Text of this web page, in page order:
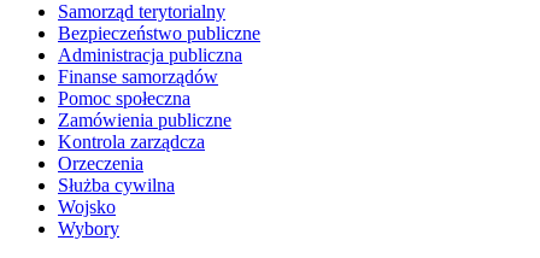
Samorząd terytorialny
Bezpieczeństwo publiczne
Administracja publiczna
Finanse samorządów
Pomoc społeczna
Zamówienia publiczne
Kontrola zarządcza
Orzeczenia
Służba cywilna
Wojsko
Wybory